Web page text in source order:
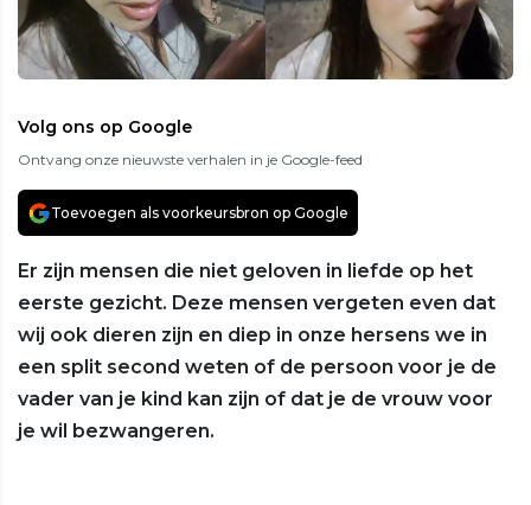
Volg ons op Google
Ontvang onze nieuwste verhalen in je Google-feed
Toevoegen als voorkeursbron op Google
Er zijn mensen die niet geloven in liefde op het
eerste gezicht. Deze mensen vergeten even dat
wij ook dieren zijn en diep in onze hersens we in
een split second weten of de persoon voor je de
vader van je kind kan zijn of dat je de vrouw voor
je wil bezwangeren.